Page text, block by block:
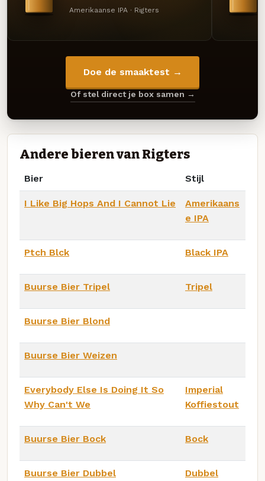
Amerikaanse IPA · Rigters
Doe de smaaktest →
Of stel direct je box samen →
Andere bieren van Rigters
Bier Stijl
I Like Big Hops And I Cannot Lie
Amerikaans
e IPA
Ptch Blck Black IPA
Buurse Bier Tripel Tripel
Buurse Bier Blond
Buurse Bier Weizen
Everybody Else Is Doing It So
Why Can't We
Imperial
Koffiestout
Buurse Bier Bock Bock
Buurse Bier Dubbel Dubbel